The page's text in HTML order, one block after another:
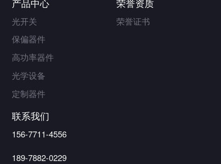
产品中心
光开关
保偏器件
高功率器件
光学设备
定制器件
荣誉资质
荣誉证书
联系我们
156-7711-4556
189-7882-0229